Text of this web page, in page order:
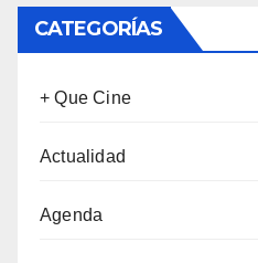
CATEGORÍAS
+ Que Cine
Actualidad
Agenda